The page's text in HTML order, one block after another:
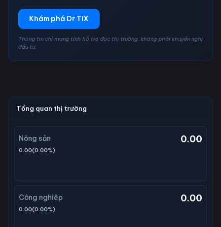
Khám phá Dr TiX
Thông tin chỉ mang tính hỗ trợ đọc thị trường, không phải khuyến nghị
đầu tư.
Tổng quan thị trường
Nông sản 0.00
0.00(0.00%)
Công nghiệp 0.00
0.00(0.00%)